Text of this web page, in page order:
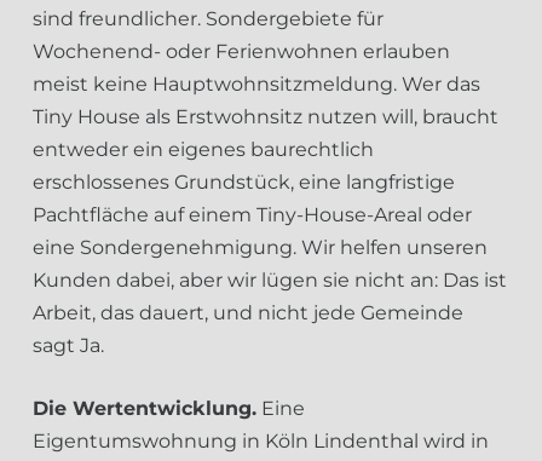
sind freundlicher. Sondergebiete für
Wochenend- oder Ferienwohnen erlauben
meist keine Hauptwohnsitzmeldung. Wer das
Tiny House als Erstwohnsitz nutzen will, braucht
entweder ein eigenes baurechtlich
erschlossenes Grundstück, eine langfristige
Pachtfläche auf einem Tiny-House-Areal oder
eine Sondergenehmigung. Wir helfen unseren
Kunden dabei, aber wir lügen sie nicht an: Das ist
Arbeit, das dauert, und nicht jede Gemeinde
sagt Ja.
Die Wertentwicklung. Eine
Eigentumswohnung in Köln Lindenthal wird in